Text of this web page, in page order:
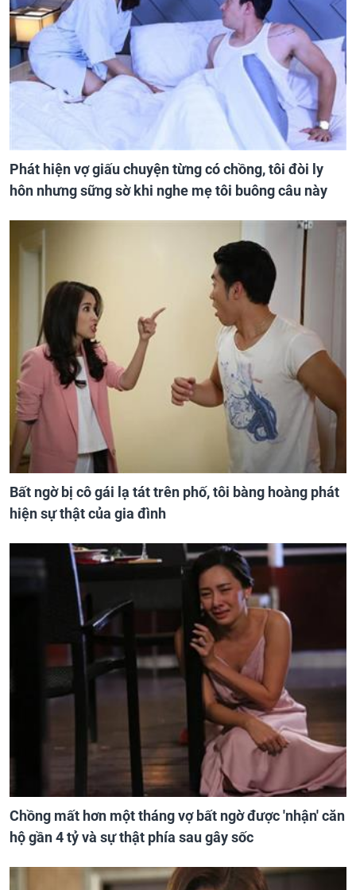
Phát hiện vợ giấu chuyện từng có chồng, tôi đòi ly
hôn nhưng sững sờ khi nghe mẹ tôi buông câu này
Bất ngờ bị cô gái lạ tát trên phố, tôi bàng hoàng phát
hiện sự thật của gia đình
Chồng mất hơn một tháng vợ bất ngờ được 'nhận' căn
hộ gần 4 tỷ và sự thật phía sau gây sốc